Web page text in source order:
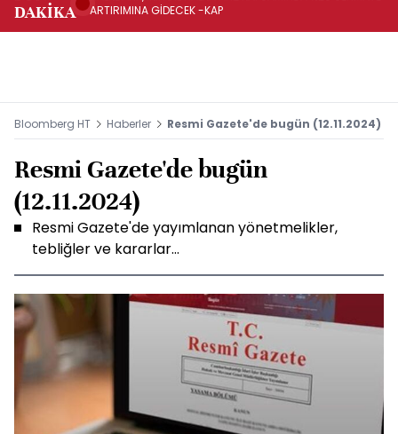
DAKİKA
ARTIRIMINA GİDECEK -KAP
Bloomberg HT Haberler Resmi Gazete'de bugün (12.11.2024)
Resmi Gazete'de bugün
(12.11.2024)
Resmi Gazete'de yayımlanan yönetmelikler,
tebliğler ve kararlar...